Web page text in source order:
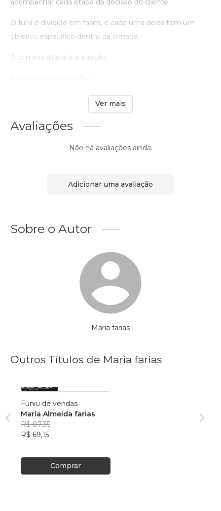
acompanhar cada etapa da decisão do cliente.
O funil é dividido em fases, e cada uma delas tem um
objetivo específico dentro da jornada.
A primeira etapa é a atração.
Ver mais
Avaliações
Não há avaliações ainda.
Adicionar uma avaliação
Sobre o Autor
Maria farias
Outros Títulos de Maria farias
Funiu de vendas
Maria Almeida farias
R$ 87,35
R$ 69,15
Comprar